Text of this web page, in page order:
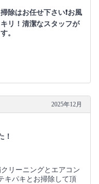
除はお任せ下さい❗️お風
リ！清潔なスタッフが
。
2025年12月
！
リーニングとエアコン
キパキとお掃除して頂